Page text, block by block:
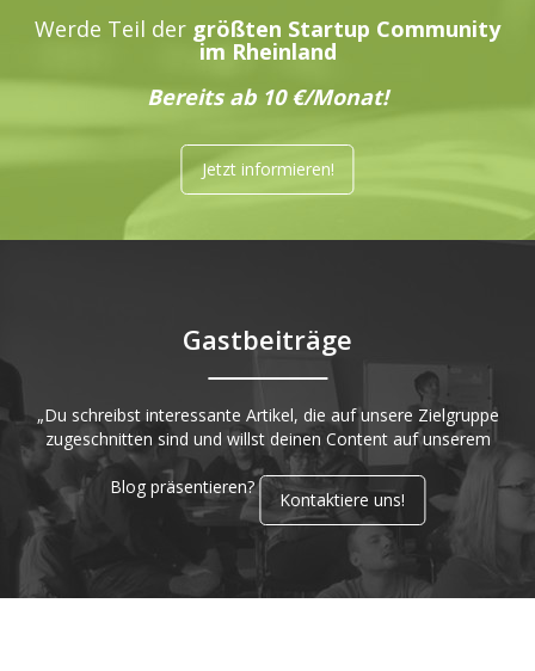
Werde Teil der größten Startup Community
im Rheinland
Bereits ab 10 €/Monat!
Jetzt informieren!
Gastbeiträge
„Du schreibst interessante Artikel, die auf unsere Zielgruppe
zugeschnitten sind und willst deinen Content auf unserem
Blog präsentieren?
Kontaktiere uns!